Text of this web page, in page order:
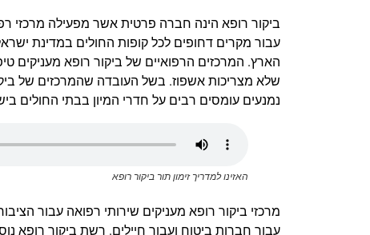
ביקור רופא הינה חברה פרטית אשר מפעילה מרכזי
הארץ. המרכזים הרפואיים של ביקור רופא מעניקים
שלא מצריכות אשפוז. בשל העובדה שהמרכזים של
נמנעים עומסים רבים על חדרי המיון בבתי החולים
האזינו למדריך זימון תור ביקור רופא
מרכזי ביקור רופא מעניקים שירותי רפואה עבור